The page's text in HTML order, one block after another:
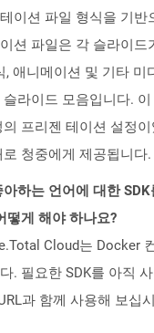
이션 파일 형식을 기반
션 파일은 각 슬라이드
, 애니메이션 및 기타 미
슬라이드 모음입니다.
의 프리젠 테이션 설정
로 청중에게 제공됩니다.
아하는 언어에 대한
떻게 해야 하나요?
Cloud는 Docker
. 필요한 SDK를 아직
과 함께 사용해 보십